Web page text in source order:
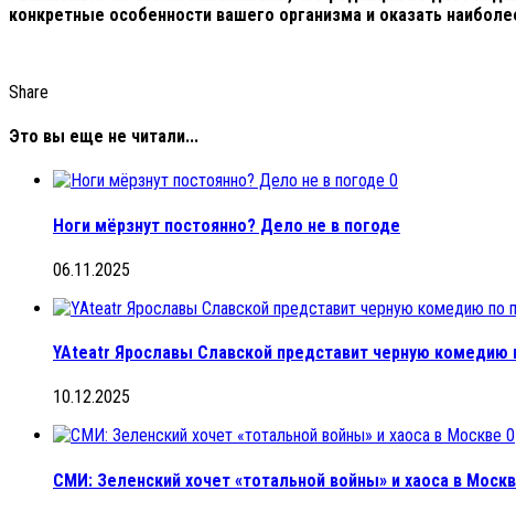
конкретные особенности вашего организма и оказать
Share
Это вы еще не читали...
0
Ноги мёрзнут постоянно? Дело не в погоде
06.11.2025
YAteatr Ярославы Славской представит черную комедию
10.12.2025
0
СМИ: Зеленский хочет «тотальной войны» и хаоса в